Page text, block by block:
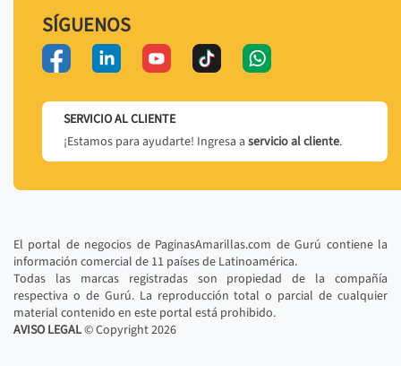
SÍGUENOS
SERVICIO AL CLIENTE
¡Estamos para ayudarte! Ingresa a servicio al cliente.
El portal de negocios de PaginasAmarillas.com de Gurú contiene la
información comercial de 11 países de Latinoamérica.
Todas las marcas registradas son propiedad de la compañía
respectiva o de Gurú. La reproducción total o parcial de cualquier
material contenido en este portal está prohibido.
AVISO LEGAL© Copyright2026